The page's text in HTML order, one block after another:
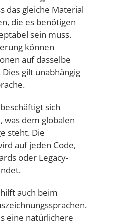
das gleiche Material
die es benötigen
sein muss.
können
auf dasselbe
gilt unabhängig
sich
was dem globalen
steht. Die
auf jeden Code,
oder Legacy-
auch beim
eine natürlichere